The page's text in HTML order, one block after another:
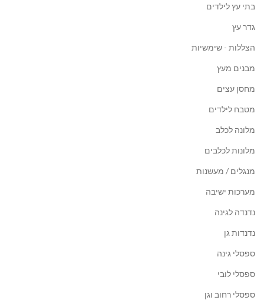
בתי עץ לילדים
גדר עץ
הצללות - שימשיות
מבנים מעץ
מחסן עצים
מטבח לילדים
מלונה לכלב
מלונות לכלבים
מנגלים / מעשנות
מערכות ישיבה
נדנדה לגינה
נדנדות גן
ספסלי גינה
ספסלי לובי
ספסלי רחוב וגן